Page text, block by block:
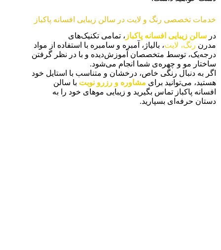
خدمات تخصصی رنگ و لایت در سالن زیبایی افسانه پاکباز
در سالن زیبایی افسانه پاکباز ، تمامی تکنیک‌های
مدرن رنگ، لایت، بالیاژ، آمبره و سامبره با استفاده از مواد
درجه‌یک، توسط متخصصان آموزش‌دیده و با در نظر گرفتن
ساختار مو و چهره‌ی شما انجام می‌شود.
اگر به دنبال رنگی خاص، درخشان و متناسب با استایل خود
هستید، می‌توانید برای مشاوره و رزرو نوبت با سالن
افسانه پاکباز تماس بگیرید و زیبایی موهای خود را به
دستان حرفه‌ای بسپارید.